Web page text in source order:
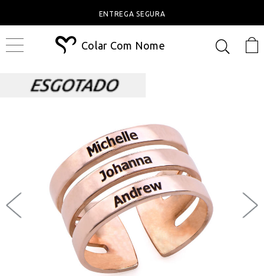
ENTREGA SEGURA
Colar Com Nome